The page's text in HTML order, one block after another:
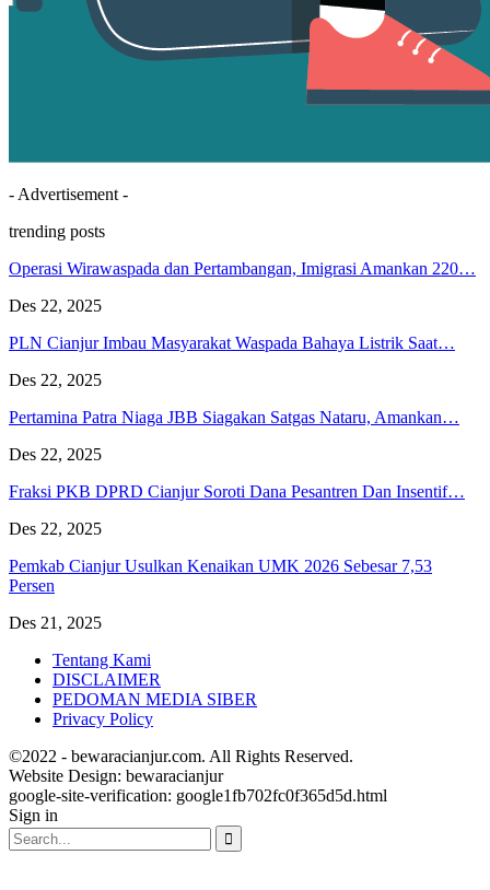
- Advertisement -
trending posts
Operasi Wirawaspada dan Pertambangan, Imigrasi Amankan 220…
Des 22, 2025
PLN Cianjur Imbau Masyarakat Waspada Bahaya Listrik Saat…
Des 22, 2025
Pertamina Patra Niaga JBB Siagakan Satgas Nataru, Amankan…
Des 22, 2025
Fraksi PKB DPRD Cianjur Soroti Dana Pesantren Dan Insentif…
Des 22, 2025
Pemkab Cianjur Usulkan Kenaikan UMK 2026 Sebesar 7,53
Persen
Des 21, 2025
Tentang Kami
DISCLAIMER
PEDOMAN MEDIA SIBER
Privacy Policy
©2022 - bewaracianjur.com. All Rights Reserved.
Website Design: bewaracianjur
google-site-verification: google1fb702fc0f365d5d.html
Sign in